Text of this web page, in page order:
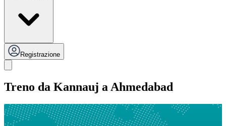
Registrazione
Treno da Kannauj a Ahmedabad